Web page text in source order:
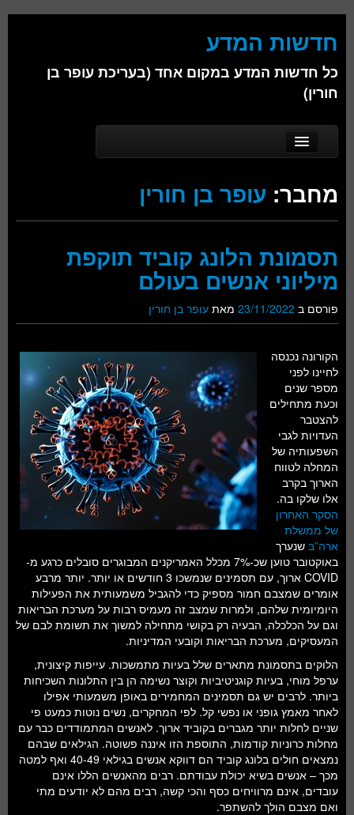
חדשות המדע
כל חדשות המדע במקום אחד (בעריכת עופר בן
חורין)
Main menu
Skip to primary content
Skip to secondary content
אודות
כימיה
פיזיקה
חברה
חלל ומדעי כדור הארץ
עתידנות
סקירות ספרים
טעימות מדע
מחבר: עופר בן חורין
תסמונת הלונג קוביד תוקפת
מיליוני אנשים בעולם
פורסם ב 23/11/2022 מאת עופר בן חורין
הקורונה נכנסה
לחיינו לפני
מספר שנים
וכעת מתחילים
להצטבר
העדויות לגבי
השפעותיה של
המחלה לטווח
הארוך בקרב
אלו שלקו בה.
הסקר האחרון
של ממשלת
ארה”ב שנערך
באוקטובר טוען שכ-7% מכלל האמריקנים המבוגרים סובלים כרגע מ-
COVID ארוך, עם תסמינים שנמשכו 3 חודשים או יותר. יותר מרבע
אומרים שמצבם חמור מספיק כדי להגביל משמעותית את הפעילות
היומיומית שלהם, ולמרות שמצב זה מעמיס רבות על מערכת הבריאות
וגם על הכלכלה, הבעיה רק ​​בקושי מתחילה למשוך את תשומת לבם של
המעסיקים, מערכת הבריאות וקובעי המדיניות.
הלוקים בתסמונת מתארים שלל בעיות מתמשכות. עייפות קיצונית,
ערפל מוחי, בעיות קוגניטיביות וקוצר נשימה הן בין התלונות השכיחות
ביותר. לרבים יש גם תסמינים המחמירים באופן משמעותי אפילו
לאחר מאמץ גופני או נפשי קל. לפי המחקרים, נשים נוטות כמעט פי
שניים לחלות יותר מגברים בקוביד ארוך. לאנשים המתמודדים כבר עם
מחלות כרוניות קודמות, התוספת הזו איננה פשוטה. הגילאים שבהם
נמצאים חולים בלונג קוביד הם דווקא אנשים בגילאי 40-49 ואף למטה
מכך – אנשים בשיא יכולת עבודתם. רבים מהאנשים הללו אינם
עובדים, אינם מרוויחים כסף והכי קשה, רבים מהם לא יודעים מתי
ואם מצבם הולך להשתפר.